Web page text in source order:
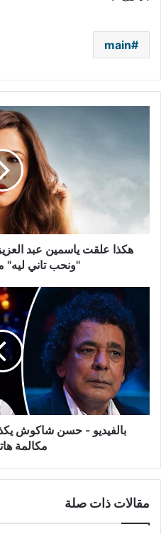
main
اقتباس
مسلسل
"ونحب
الخاصة
هكذا علقت ياسمين عبد
"ونحب تاني ليه"
حسن
شاكوش
محمد
منير
ويكشف
عن
مكالمةبالفيديو - حسن شاكوش
مكالمة
مقالات ذات صلة